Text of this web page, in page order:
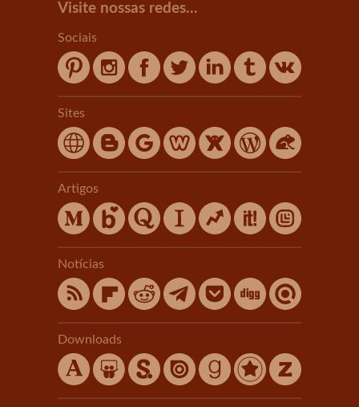
Visite nossas redes...
Sociais
Sites
Artigos
Notícias
Downloads